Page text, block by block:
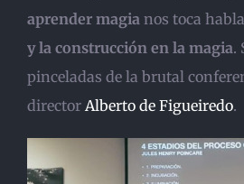
aprender magia nos toca
y la construcción en la magia.
pinceladas de la brutal
director Alberto de Figueiredo.